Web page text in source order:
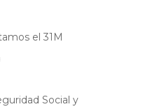
el 31M
Social y